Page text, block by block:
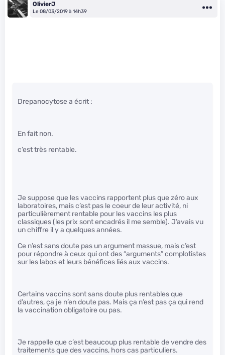
OlivierJ
Le 08/03/2019 à 14h39
Drepanocytose a écrit :
En fait non.
c’est très rentable.
Je suppose que les vaccins rapportent plus que zéro aux
laboratoires, mais c’est pas le coeur de leur activité, ni
particulièrement rentable pour les vaccins les plus
classiques (les prix sont encadrés il me semble). J’avais vu
un chiffre il y a quelques années.
Ce n’est sans doute pas un argument massue, mais c’est
pour répondre à ceux qui ont des “arguments” complotistes
sur les labos et leurs bénéfices liés aux vaccins.
Certains vaccins sont sans doute plus rentables que
d’autres, ça je n’en doute pas. Mais ça n’est pas ça qui rend
la vaccination obligatoire ou pas.
Je rappelle que c’est beaucoup plus rentable de vendre des
traitements que des vaccins, hors cas particuliers.